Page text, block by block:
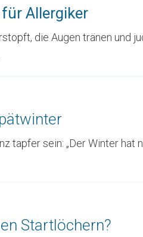
Allergiker
die Augen tränen und
tapfer sein: „Der Winter
Startlöchern?